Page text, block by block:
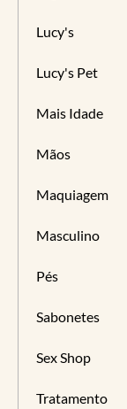
Lucy's
Lucy's Pet
Mais Idade
Mãos
Maquiagem
Masculino
Pés
Sabonetes
Sex Shop
Tratamento